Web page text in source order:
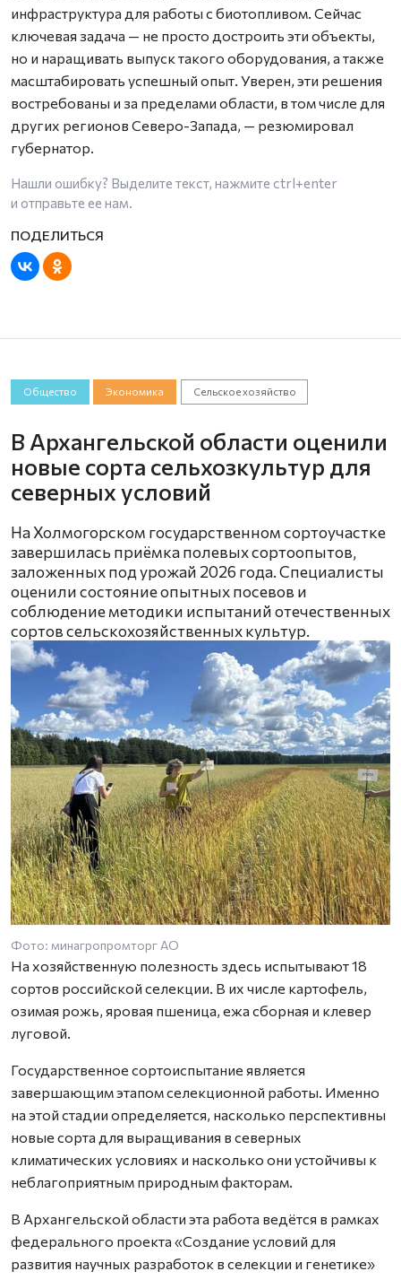
инфраструктура для работы с биотопливом. Сейчас
ключевая задача — не просто достроить эти объекты,
но и наращивать выпуск такого оборудования, а также
масштабировать успешный опыт. Уверен, эти решения
востребованы и за пределами области, в том числе для
других регионов Северо-Запада, — резюмировал
губернатор.
Нашли ошибку? Выделите текст, нажмите ctrl+enter
и отправьте ее нам.
Общество Экономика Сельское хозяйство
В Архангельской области оценили
новые сорта сельхозкультур для
северных условий
На Холмогорском государственном сортоучастке
завершилась приёмка полевых сортоопытов,
заложенных под урожай 2026 года. Специалисты
оценили состояние опытных посевов и
соблюдение методики испытаний отечественных
сортов сельскохозяйственных культур.
Фото: минагропромторг АО
На хозяйственную полезность здесь испытывают 18
сортов российской селекции. В их числе картофель,
озимая рожь, яровая пшеница, ежа сборная и клевер
луговой.
Государственное сортоиспытание является
завершающим этапом селекционной работы. Именно
на этой стадии определяется, насколько перспективны
новые сорта для выращивания в северных
климатических условиях и насколько они устойчивы к
неблагоприятным природным факторам.
В Архангельской области эта работа ведётся в рамках
федерального проекта «Создание условий для
развития научных разработок в селекции и генетике»